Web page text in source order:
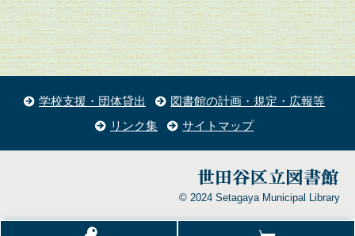
学校支援・団体貸出
図書館の計画・規定・広報等
リンク集
サイトマップ
© 2024 Setagaya Municipal Library